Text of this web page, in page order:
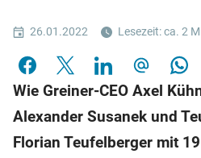
26.01.2022 Lesezeit: ca. 2
Wie Greiner-CEO Axel
Alexander Susanek und
Florian Teufelberger mit